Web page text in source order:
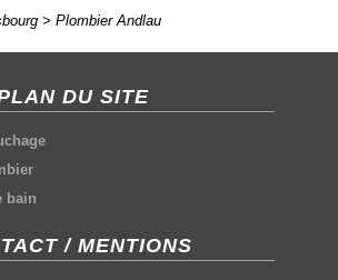
> Plombier Andlau
DU SITE
bain
/ MENTIONS